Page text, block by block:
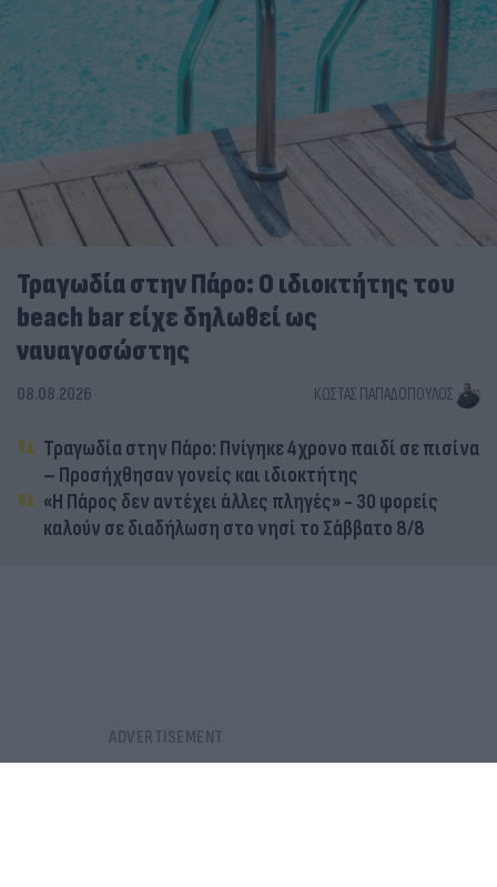
Τραγωδία στην Πάρο: Ο ιδιοκτήτης του
beach bar είχε δηλωθεί ως
ναυαγοσώστης
08.08.2026 ΚΏΣΤΑΣ ΠΑΠΑΔΌΠΟΥΛΟΣ
Τραγωδία στην Πάρο: Πνίγηκε 4χρονο παιδί σε πισίνα
– Προσήχθησαν γονείς και ιδιοκτήτης
«Η Πάρος δεν αντέχει άλλες πληγές» - 30 φορείς
καλούν σε διαδήλωση στο νησί το Σάββατο 8/8